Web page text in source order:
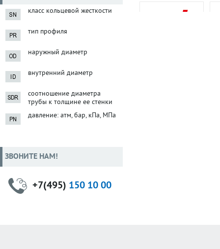
класс кольцевой жесткости
тип профиля
наружный диаметр
внутренний диаметр
соотношение диаметра
трубы к толщине ее стенки
давление: атм, бар, кПа, МПа
ЗВОНИТЕ НАМ!
+7(495) 150 10 00